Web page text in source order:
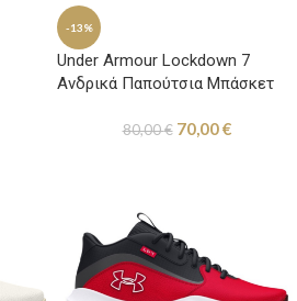
-13%
Under Armour Lockdown 7
Ανδρικά Παπούτσια Μπάσκετ
80,00€ 70,00€